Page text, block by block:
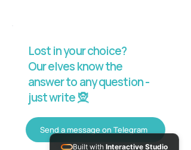
Lost in your choice?
Our elves know the
answer to any question -
just write 🧝
Send a message on Telegram
Built with Interactive Studio